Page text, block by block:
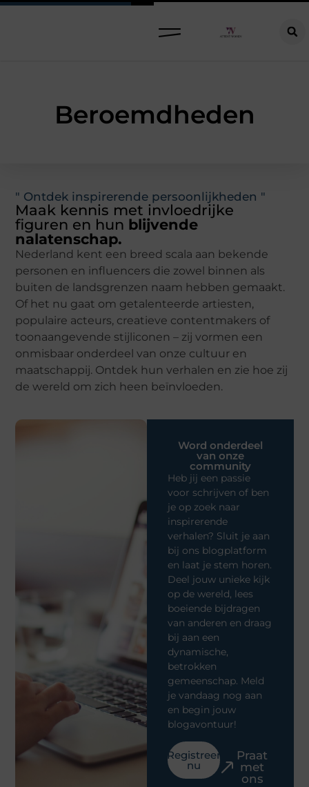
Beroemdheden
" Ontdek inspirerende persoonlijkheden "
Maak kennis met invloedrijke
figuren en hun blijvende
nalatenschap.
Nederland kent een breed scala aan bekende
personen en influencers die zowel binnen als
buiten de landsgrenzen naam hebben gemaakt.
Of het nu gaat om getalenteerde artiesten,
populaire acteurs, creatieve contentmakers of
toonaangevende stijliconen – zij vormen een
onmisbaar onderdeel van onze cultuur en
maatschappij. Ontdek hun verhalen en zie hoe zij
de wereld om zich heen beïnvloeden.
Word onderdeel
van onze
community
Heb jij een passie
voor schrijven of ben
je op zoek naar
inspirerende
verhalen? Sluit je aan
bij ons blogplatform
en laat je stem horen.
Deel jouw unieke kijk
op de wereld, lees
boeiende bijdragen
van anderen en draag
bij aan een
dynamische,
betrokken
gemeenschap. Meld
je vandaag nog aan
en begin jouw
blogavontuur!
Registreer
nu
Praat
met
ons